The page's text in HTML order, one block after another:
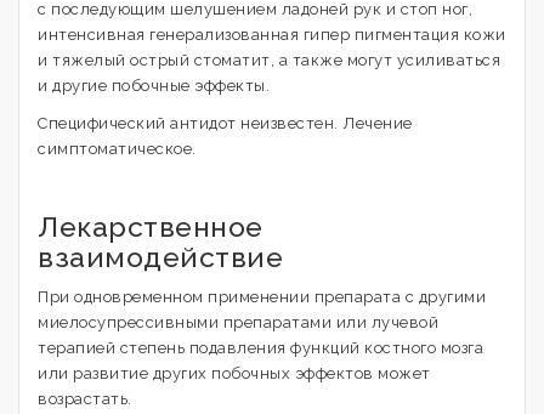
с последующим шелушением ладоней рук и стоп ног,
интенсивная генерализованная гипер пигментация кожи
и тяжелый острый стоматит, а также могут усиливаться
и другие побочные эффекты.
Специфический антидот неизвестен. Лечение
симптоматическое.
Лекарственное
взаимодействие
При одновременном применении препарата с другими
миелосупрессивными препаратами или лучевой
терапией степень подавления функций костного мозга
или развитие других побочных эффектов может
возрастать.